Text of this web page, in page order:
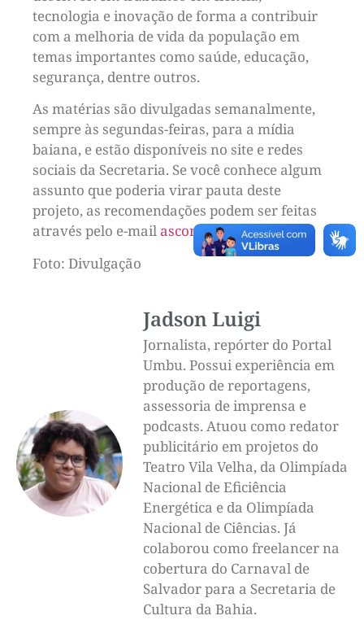
tecnologia e inovação de forma a contribuir
com a melhoria de vida da população em
temas importantes como saúde, educação,
segurança, dentre outros.
As matérias são divulgadas semanalmente,
sempre às segundas-feiras, para a mídia
baiana, e estão disponíveis no site e redes
sociais da Secretaria. Se você conhece algum
assunto que poderia virar pauta deste
projeto, as recomendações podem ser feitas
através pelo e-mailascom@secti.ba.gov.br
Foto: Divulgação
Jadson Luigi
Jornalista, repórter do Portal
Umbu. Possui experiência em
produção de reportagens,
assessoria de imprensa e
podcasts. Atuou como redator
publicitário em projetos do
Teatro Vila Velha, da Olimpíada
Nacional de Eficiência
Energética e da Olimpíada
Nacional de Ciências. Já
colaborou como freelancer na
cobertura do Carnaval de
Salvador para a Secretaria de
Cultura da Bahia.